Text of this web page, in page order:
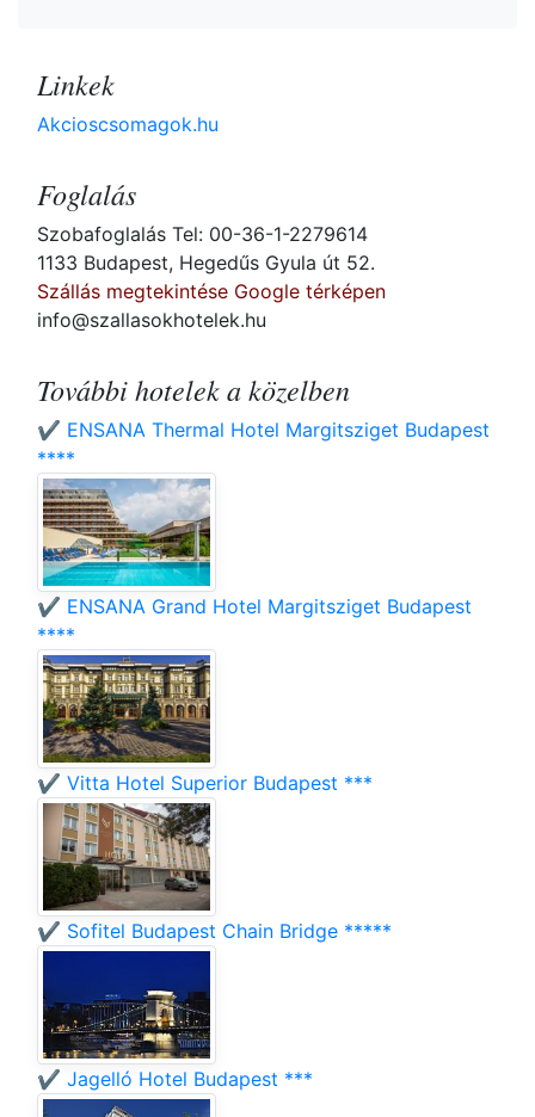
Linkek
Akcioscsomagok.hu
Foglalás
Szobafoglalás Tel: 00-36-1-2279614
1133 Budapest, Hegedűs Gyula út 52.
Szállás megtekintése Google térképen
info@szallasokhotelek.hu
További hotelek a közelben
✔️ ENSANA Thermal Hotel Margitsziget Budapest
****
✔️ ENSANA Grand Hotel Margitsziget Budapest
****
✔️ Vitta Hotel Superior Budapest ***
✔️ Sofitel Budapest Chain Bridge *****
✔️ Jagelló Hotel Budapest ***